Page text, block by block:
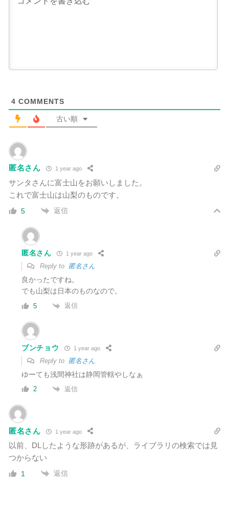
4 COMMENTS
古い順
匿名さん 1 year ago
サンタさんに富士山をお願いしました。
これで富士山は山梨のものです。
5 返信
匿名さん 1 year ago
Reply to 匿名さん
良かったですね。
でも山梨は日本のものなので。
5 返信
ブンチョウ 1 year ago
Reply to 匿名さん
ゆーても浅間神社は静岡管轄やしなぁ
2 返信
匿名さん 1 year ago
以前、DLしたような形跡があるが、ライブラリの検索では見
つからない
1 返信